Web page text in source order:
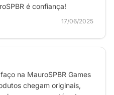
é confiança!
17/06/2025
na MauroSPBR Games
chegam originais,